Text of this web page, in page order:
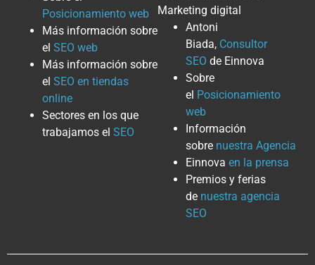
Posicionamiento web
Más información sobre
el SEO web
Más información sobre
el SEO en tiendas
online
Sectores en los que
trabajamos el SEO
Marketing digital
Antoni
Biada, Consultor
SEO de Einnova
Sobre
el Posicionamiento
web
Información
sobre nuestra Agencia
Einnova en la prensa
Premios y ferias
de nuestra agencia
SEO